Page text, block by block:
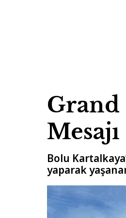
Grand
Mesajı
Bolu
yaparak